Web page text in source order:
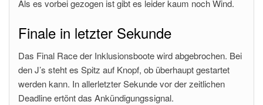
Als es vorbei gezogen ist gibt es leider kaum noch Wind.
Finale in letzter Sekunde
Das Final Race der Inklusionsboote wird abgebrochen. Bei
den J’s steht es Spitz auf Knopf, ob überhaupt gestartet
werden kann. In allerletzter Sekunde vor der zeitlichen
Deadline ertönt das Ankündigungssignal.